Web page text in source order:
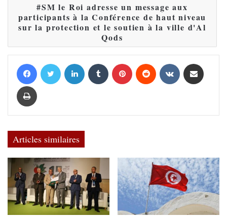
SM le Roi adresse un message aux
participants à la Conférence de haut niveau
sur la protection et le soutien à la ville d'Al
Qods
Articles similaires